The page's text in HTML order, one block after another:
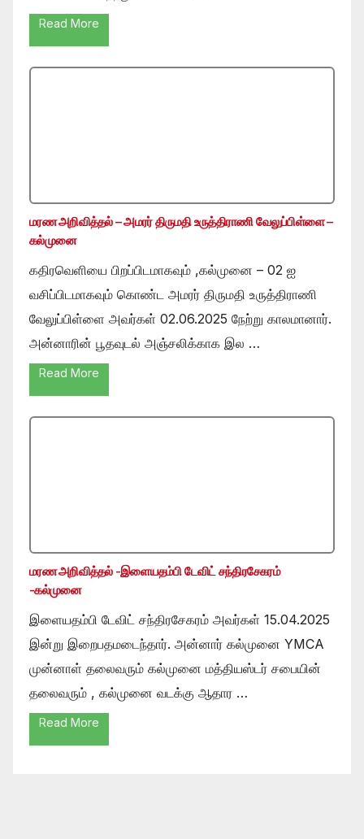
Read More
மரண அறிவித்தல் – அமரர் திருமதி உருத்திராணி வேலுப்பிள்ளை –
கல்முனை
கதிரவெளியை பிறப்பிடமாகவும் ,கல்முனை – 02 ஐ
வசிப்பிடமாகவும் கொண்ட அமரர் திருமதி உருத்திராணி
வேலுப்பிள்ளை அவர்கள் 02.06.2025 நேற்று காலமானார்.
அன்னாரின் பூதவுடல் அஞ்சலிக்காக இல …
Read More
மரண அறிவித்தல் -இளையதம்பி டேவிட் சந்திரசேகரம்
-கல்முனை
இளையதம்பி டேவிட் சந்திரசேகரம் அவர்கள் 15.04.2025
இன்று இறைபதமடைந்தார். அன்னார் கல்முனை YMCA
முன்னாள் தலைவரும் கல்முனை மத்தியஸ்டர் சபையின்
தலைவரும் , கல்முனை வடக்கு ஆதார …
Read More